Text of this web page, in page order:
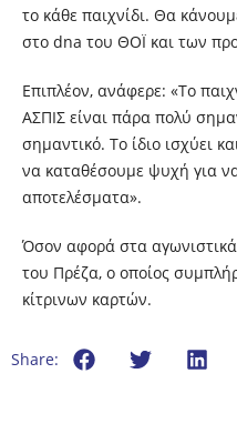
το κάθε παιχνίδι. Θα
στο dna του ΘΟΪ και των
Επιπλέον, ανάφερε: «Το
ΑΣΠΙΣ είναι πάρα πολύ
σημαντικό. Το ίδιο ισχύει
να καταθέσουμε ψυχή για
αποτελέσματα».
Όσον αφορά στα
του Πρέζα, ο οποίος
κίτρινων καρτών.
Share: